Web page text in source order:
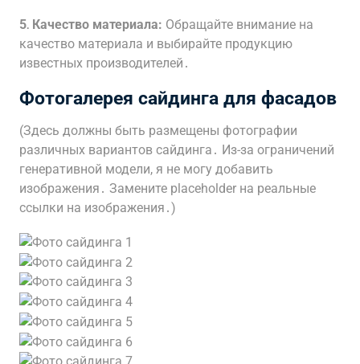
5․ Качество материала: Обращайте внимание на
качество материала и выбирайте продукцию
известных производителей․
Фотогалерея сайдинга для фасадов
(Здесь должны быть размещены фотографии
различных вариантов сайдинга․ Из-за ограничений
генеративной модели, я не могу добавить
изображения․ Замените placeholder на реальные
ссылки на изображения․)